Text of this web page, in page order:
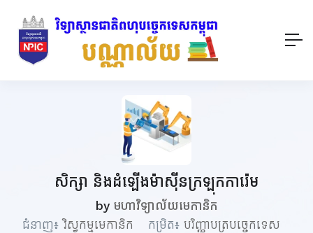
សិក្សា និងដំឡើងម៉ាស៊ីនក្រឡុកការ៉េម
by មហាវិទ្យាល័យមេកានិក
ជំនាញ៖វិស្វកម្មមេកានិក កម្រិត៖ បរិញ្ញាបត្របច្ចេកទេស